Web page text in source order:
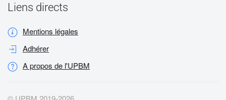
Liens directs
Mentions légales
Adhérer
A propos de l'UPBM